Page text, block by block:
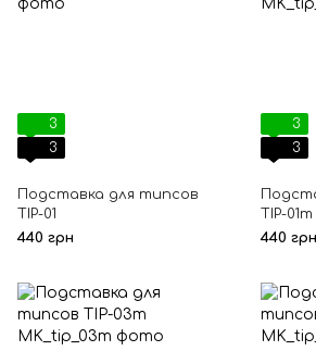
3
3
Подставка для типсов
TIP-01
440 грн
3
3
TIP-01m
440 грн